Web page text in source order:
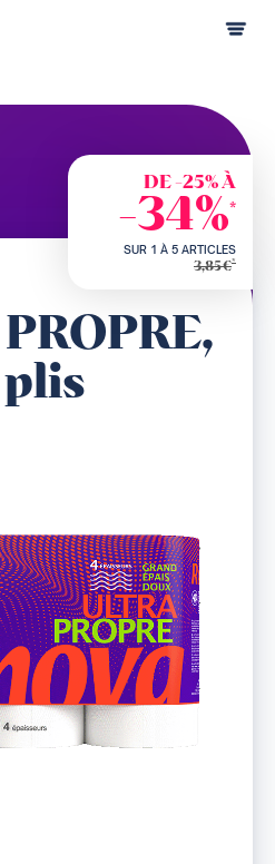
DE -25% À
-34%*
SUR 1 À 5 ARTICLES
3,85€*